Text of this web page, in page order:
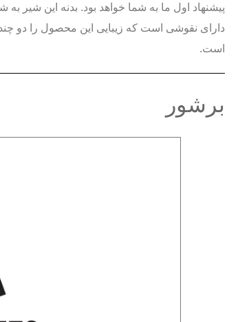
دارای نقوشی است که زیبایی این محصول را دو
است.
برشور